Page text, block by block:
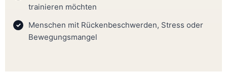
trainieren möchten
Menschen mit Rückenbeschwerden, Stress oder
Bewegungsmangel